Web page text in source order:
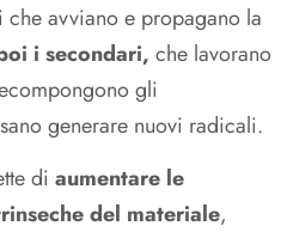
avviano e propagano la
i secondari, che lavorano
gli
generare nuovi radicali.
di aumentare le
del materiale,